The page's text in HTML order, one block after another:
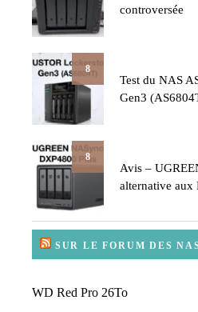
controversée
8
Test du NAS
Gen3
8
Avis –
alternative aux
SUR LE FORUM DES NAS
WD Red Pro 26To